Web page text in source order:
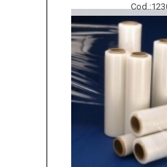
Cod.: